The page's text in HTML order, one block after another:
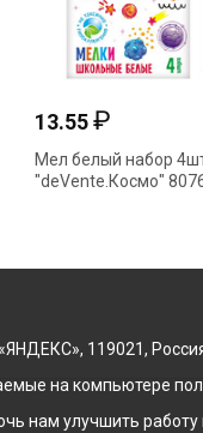
13.55₽
Мел белый набор
"deVente.Космо"
119021,
на компьютере
улучшить